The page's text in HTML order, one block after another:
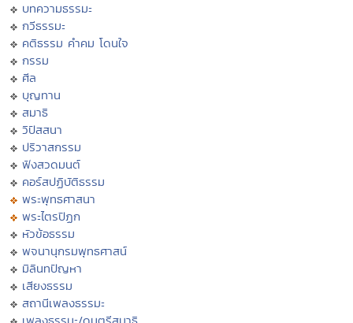
บทความธรรมะ
กวีธรรมะ
คติธรรม คำคม โดนใจ
กรรม
ศีล
บุญทาน
สมาธิ
วิปัสสนา
ปริวาสกรรม
ฟังสวดมนต์
คอร์สปฏิบัติธรรม
พระพุทธศาสนา
พระไตรปิฏก
หัวข้อธรรม
พจนานุกรมพุทธศาสน์
มิลินทปัญหา
เสียงธรรม
สถานีเพลงธรรมะ